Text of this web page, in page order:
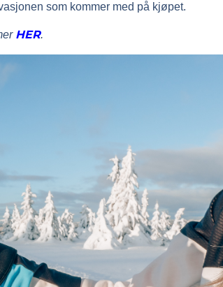
som kommer med på kjøpet.
HER.